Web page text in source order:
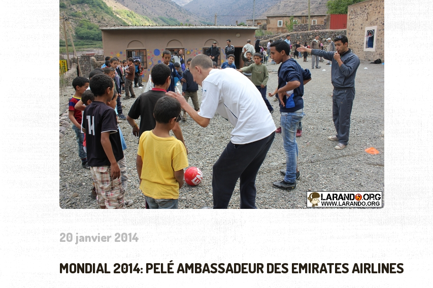
20 janvier 2014
MONDIAL 2014: PELÉ AMBASSADEUR DES EMIRATES AIRLINES